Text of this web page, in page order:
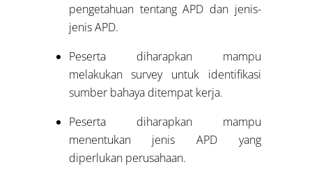
pengetahuan tentang APD dan jenis-
jenis APD.
Peserta diharapkan mampu
melakukan survey untuk identifikasi
sumber bahaya ditempat kerja.
Peserta diharapkan mampu
menentukan jenis APD yang
diperlukan perusahaan.